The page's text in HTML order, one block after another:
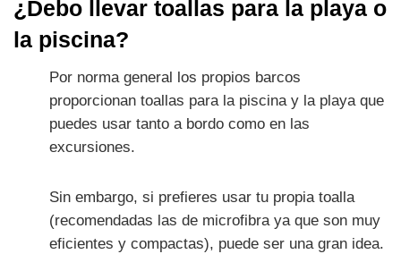
¿Debo llevar toallas para la playa o
la piscina?
Por norma general los propios barcos
proporcionan toallas para la piscina y la playa que
puedes usar tanto a bordo como en las
excursiones.
Sin embargo, si prefieres usar tu propia toalla
(recomendadas las de microfibra ya que son muy
eficientes y compactas), puede ser una gran idea.